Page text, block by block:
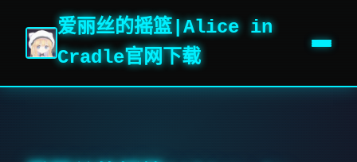
爱丽丝的摇篮|Alice in
Cradle官网下载